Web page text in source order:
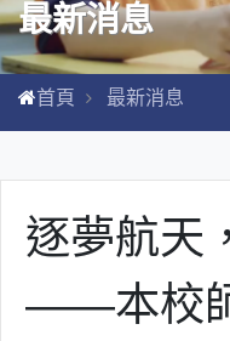
最新消息
首頁 最新消息
逐夢航天
——本校